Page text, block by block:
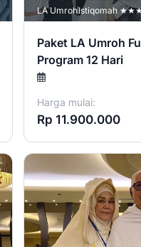
LA UmrohIstiqomah
Paket LA Umroh
Program 12 Hari
Harga mulai:
Rp 11.900.000